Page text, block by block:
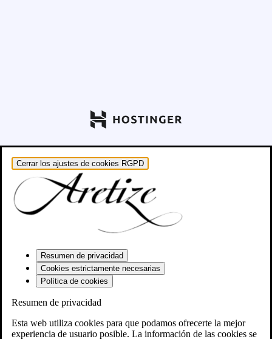
Próximamente
Cerrar los ajustes de cookies RGPD
Resumen de privacidad
Cookies estrictamente necesarias
Política de cookies
Resumen de privacidad
Esta web utiliza cookies para que podamos ofrecerte la mejor
experiencia de usuario posible. La información de las cookies se